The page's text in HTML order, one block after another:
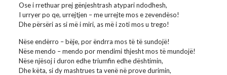
Ose i rrethuar prej gënjeshtrash atypari ndodhesh,
I urryer po qe, urrejtjen – me urrejte mos e zevendëso!
Dhe përsëri as si më i miri, as më i zoti mos u trego!
Nëse endërro – bëje, por ëndrra mos të të sundojë!
Nëse mendo – mendo por mendimi thjesht mos të mundojë!
Nëse njësoj i duron edhe triumfin edhe dështimin,
Dhe këta, si dy mashtrues ta venë në prove durimin,